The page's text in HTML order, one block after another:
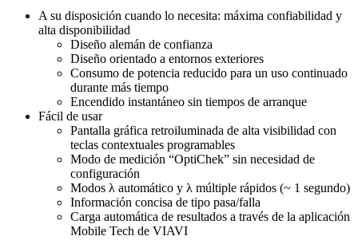
A su disposición cuando lo necesita: máxima confiabilidad y
alta disponibilidad
Diseño alemán de confianza
Diseño orientado a entornos exteriores
Consumo de potencia reducido para un uso continuado
durante más tiempo
Encendido instantáneo sin tiempos de arranque
Fácil de usar
Pantalla gráfica retroiluminada de alta visibilidad con
teclas contextuales programables
Modo de medición “OptiChek” sin necesidad de
configuración
Modos λ automático y λ múltiple rápidos (~ 1 segundo)
Información concisa de tipo pasa/falla
Carga automática de resultados a través de la aplicación
Mobile Tech de VIAVI